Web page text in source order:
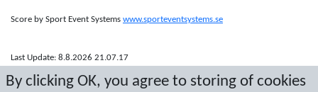
By clicking OK, you agree to storing of cookies
Score by Sport Event Systems www.sporteventsystems.se
Last Update: 8.8.2026 21.07.17
© 2026 Sport Event Systems/TH Systems AB. All content and data are